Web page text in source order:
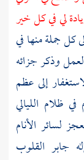
لي في كل خير
كل جملة منها في
وذكر جزائه
إلى عظم
ظلام الليالي
لسائر الأنام
جابر القلوب